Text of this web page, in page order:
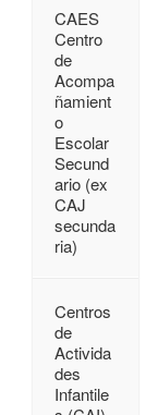
CAES
Centro
de
Acompa
ñamient
o
Escolar
Secund
ario (ex
CAJ
secunda
ria)
Centros
de
Activida
des
Infantile